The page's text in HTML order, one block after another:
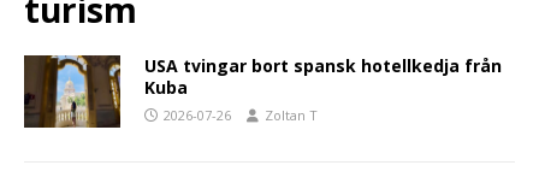
USA tvingar bort spansk hotellkedja från
Kuba
2026-07-26 Zoltan T